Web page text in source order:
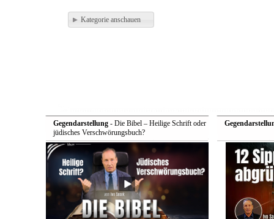
Kategorie anschauen
Gegendarstellung- Die Bibel – Heilige Schrift oder
jüdisches Verschwörungsbuch?